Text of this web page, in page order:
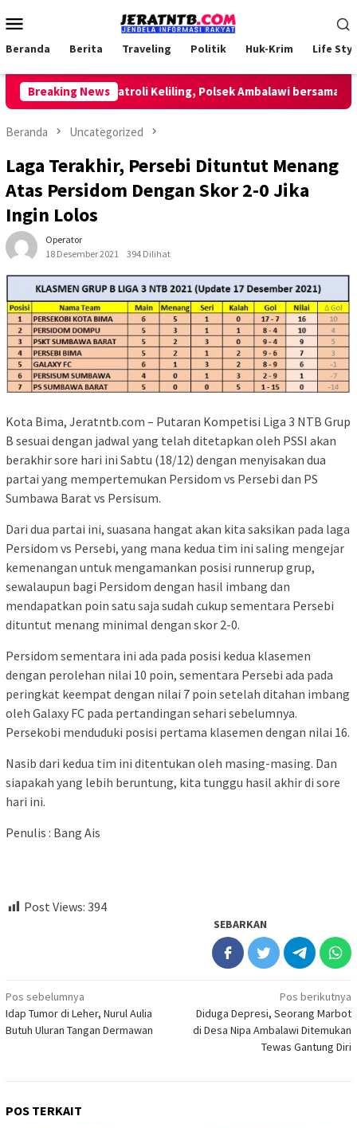
ke
Mobile
Beranda Berita Traveling Politik Huk-Krim Life
Breaking News
Lakukan Patroli Keliling, Polsek Ambalawi bersama TNI
Beranda Uncategorized
Laga Terakhir, Persebi Dituntut Menang
Atas Persidom Dengan Skor 2-0 Jika
Ingin Lolos
Operator
18 Desember 2021
394 Dilihat
Kota Bima, Jeratntb.com – Putaran Kompetisi Liga 3 NTB Grup
B sesuai dengan jadwal yang telah ditetapkan oleh PSSI akan
berakhir sore hari ini Sabtu (18/12) dengan menyisakan dua
partai yang mempertemukan Persidom vs Persebi dan PS
Sumbawa Barat vs Persisum.
Dari dua partai ini, suasana hangat akan kita saksikan pada laga
Persidom vs Persebi, yang mana kedua tim ini saling mengejar
kemenangan untuk mengamankan posisi runnerup grup,
sewalaupun bagi Persidom dengan hasil imbang dan
mendapatkan poin satu saja sudah cukup sementara Persebi
dituntut menang minimal dengan skor 2-0.
Persidom sementara ini ada pada posisi kedua klasemen
dengan perolehan nilai 10 poin, sementara Persebi ada pada
peringkat keempat dengan nilai 7 poin setelah ditahan imbang
oleh Galaxy FC pada pertandingan sehari sebelumnya.
Persekobi menduduki posisi pertama klasemen dengan nilai 16.
Nasib dari kedua tim ini ditentukan oleh masing-masing. Dan
siapakah yang lebih beruntung, kita tunggu hasil akhir di sore
hari ini.
Penulis : Bang Ais
Post Views: 394
SEBARKAN
Navigasi
pos
Pos sebelumnya
Idap Tumor di Leher, Nurul Aulia
Butuh Uluran Tangan Dermawan
Pos berikutnya
Diduga Depresi, Seorang Marbot
di Desa Nipa Ambalawi Ditemukan
Tewas Gantung Diri
POS TERKAIT